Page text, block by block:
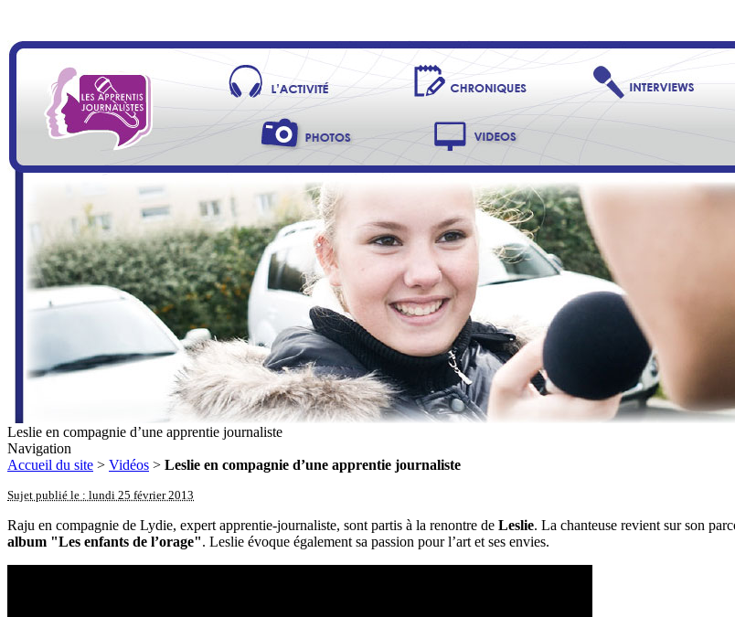
Leslie en compagnie d’une apprentie journaliste
Navigation
Accueil du site > Vidéos > Leslie en compagnie d’une apprentie journaliste
Sujet publié le : lundi 25 février 2013
Raju en compagnie de Lydie, expert apprentie-journaliste, sont partis à la renontre de Leslie. La chanteuse revient sur son
album "Les enfants de l’orage". Leslie évoque également sa passion pour l’art et ses envies.